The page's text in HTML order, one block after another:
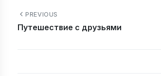
PREVIOUS
Путешествие с друзьями